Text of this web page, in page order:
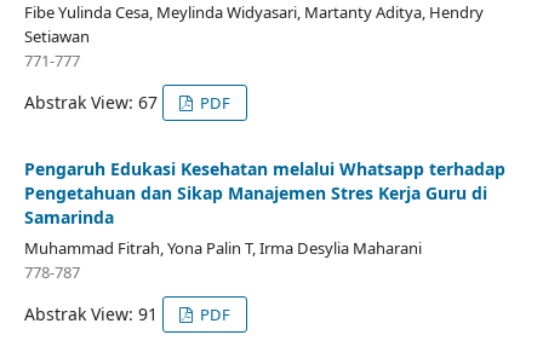
Fibe Yulinda Cesa, Meylinda Widyasari, Martanty Aditya, Hendry
Setiawan
771-777
Abstrak View: 67 PDF
Pengaruh Edukasi Kesehatan melalui Whatsapp terhadap
Pengetahuan dan Sikap Manajemen Stres Kerja Guru di
Samarinda
Muhammad Fitrah, Yona Palin T, Irma Desylia Maharani
778-787
Abstrak View: 91 PDF